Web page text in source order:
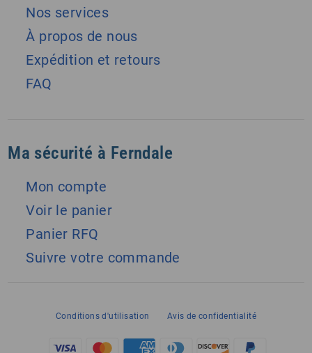
Nos services
À propos de nous
Expédition et retours
FAQ
Ma sécurité à Ferndale
Mon compte
Voir le panier
Panier RFQ
Suivre votre commande
Conditions d'utilisation Avis de confidentialité